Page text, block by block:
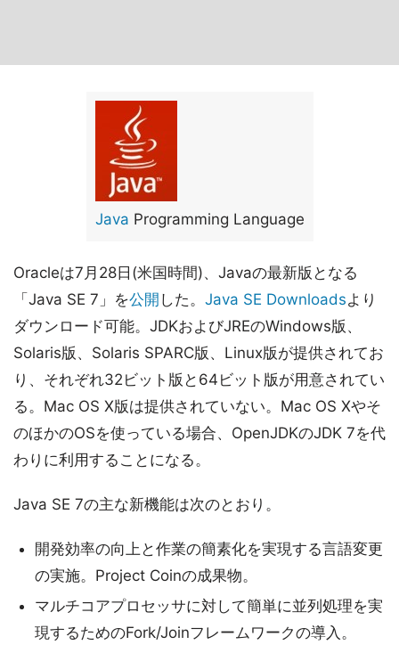
Java Programming Language
Oracleは7月28日(米国時間)、Javaの最新版となる
「Java SE 7」を公開 した。 Java SE Downloadsより
ダウンロード可能。JDKおよびJREのWindows版、
Solaris版、Solaris SPARC版、Linux版が提供されてお
り、それぞれ32ビット版と64ビット版が用意されてい
る。Mac OS X版は提供されていない。Mac OS Xやそ
のほかのOSを使っている場合、OpenJDKのJDK 7を代
わりに利用することになる。
Java SE 7の主な新機能は次のとおり。
開発効率の向上と作業の簡素化を実現する言語変更
の実施。Project Coinの成果物。
マルチコアプロセッサに対して簡単に並列処理を実
現するためのFork/Joinフレームワークの導入。